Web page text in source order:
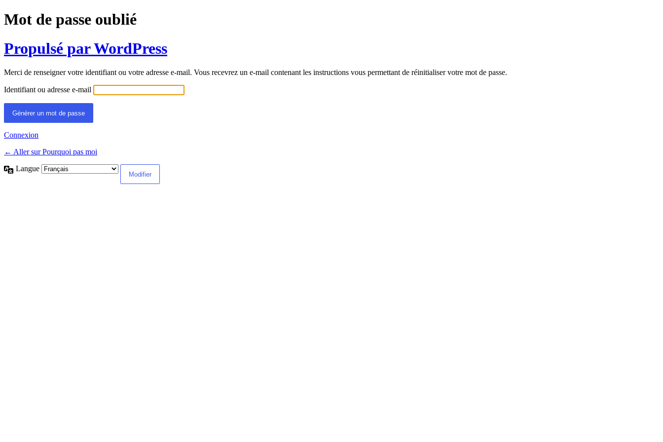
Mot de passe oublié
Propulsé par WordPress
Merci de renseigner votre identifiant ou votre adresse e-mail. Vous recevrez un e-mail contenant les instructions vous permettant de réinitialiser votre mot de passe.
Identifiant ou adresse e-mail
Connexion
← Aller sur Pourquoi pas moi
Langue